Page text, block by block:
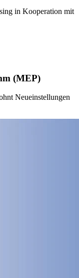
in Kooperation mit
(MEP)
Neueinstellungen